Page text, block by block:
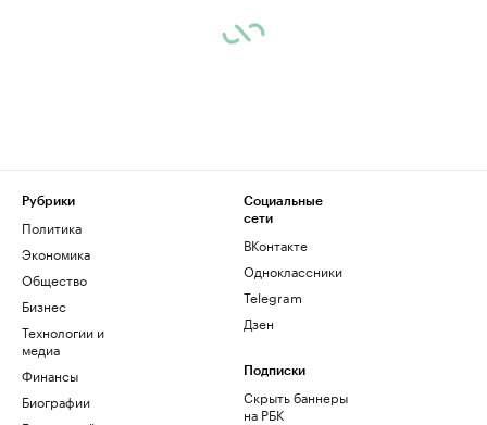
Рубрики
Политика
Экономика
Общество
Бизнес
Технологии и
медиа
Финансы
Биографии
Социальные
сети
ВКонтакте
Одноклассники
Telegram
Дзен
Подписки
Скрыть баннеры
на РБК